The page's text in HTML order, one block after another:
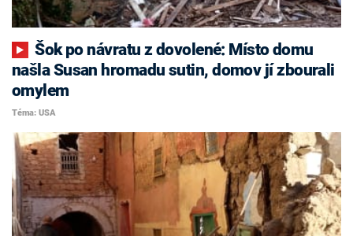
Šok po návratu z dovolené: Místo domu
našla Susan hromadu sutin, domov jí zbourali
omylem
Téma: USA